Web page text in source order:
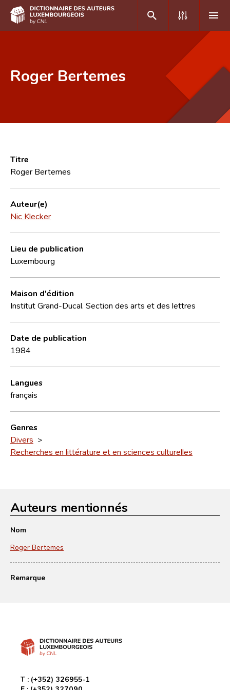
Foire aux questions
CNL
Équipe scientifique
Contact
Roger Bertemes
Titre
Roger Bertemes
Auteur(e)
Nic Klecker
Lieu de publication
Luxembourg
Maison d'édition
Institut Grand-Ducal. Section des arts et des lettres
Date de publication
1984
Langues
français
Genres
Divers >
Recherches en littérature et en sciences culturelles
Auteurs mentionnés
Nom
Roger Bertemes
Remarque
T : (+352) 326955-1